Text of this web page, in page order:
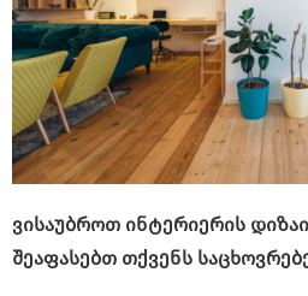
ვისაუბროთ ინტერიერის
შეაფასებთ თქვენს